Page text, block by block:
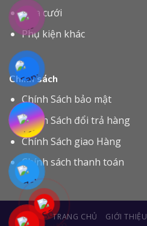
Hoa cưới
Phụ kiện khác
Chính sách
Chính Sách bảo mật
Chính Sách đổi trả hàng
Chính Sách giao Hàng
Chính sách thanh toán
TRANG CHỦ GIỚI THIỆU